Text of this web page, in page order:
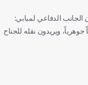
الجانب الدفاعي لمبابي:
ويريدون نقله للجناح